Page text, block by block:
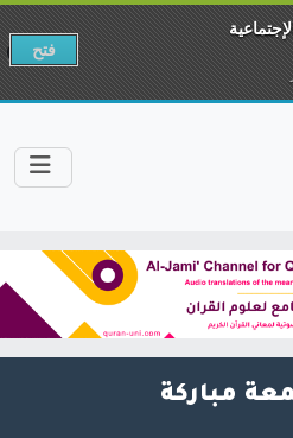
مباركة
فتح